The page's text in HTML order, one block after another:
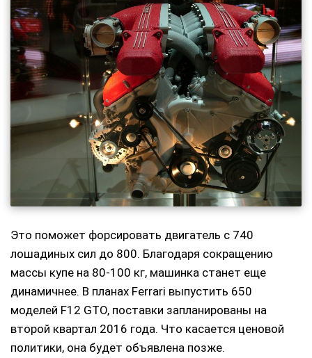
Это поможет форсировать двигатель с 740
лошадиных сил до 800. Благодаря сокращению
массы купе на 80-100 кг, машинка станет еще
динамичнее. В планах Ferrari выпустить 650
моделей F12 GTO, поставки запланированы на
второй квартал 2016 года. Что касается ценовой
политики, она будет объявлена позже.